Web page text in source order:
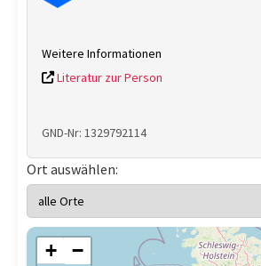
Weitere Informationen
Literatur zur Person
GND-Nr: 1329792114
Ort auswählen:
+ −